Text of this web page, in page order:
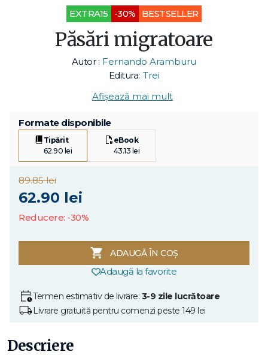
EXTRA15 -30% BESTSELLER
Păsări migratoare
Autor : Fernando Aramburu
Editura: Trei
Afișează mai mult
Formate disponibile
Tipărit
62.90 lei
eBook
43.13 lei
89.85 lei
62.90 lei
Reducere: -30%
ADAUGĂ ÎN COȘ
Adaugă la favorite
Termen estimativ de livrare: 3-9 zile lucrătoare
Livrare gratuită pentru comenzi peste 149 lei
Descriere